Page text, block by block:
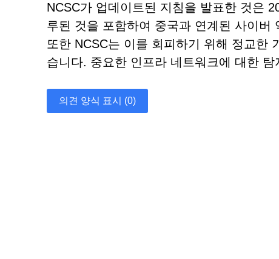
NCSC가 업데이트된 지침을 발표한 것은
루된 것을 포함하여 중국과 연계된 사이버
또한 NCSC는 이를 회피하기 위해 정교한
습니다. 중요한 인프라 네트워크에 대한 탐
의견 양식 표시 (0)